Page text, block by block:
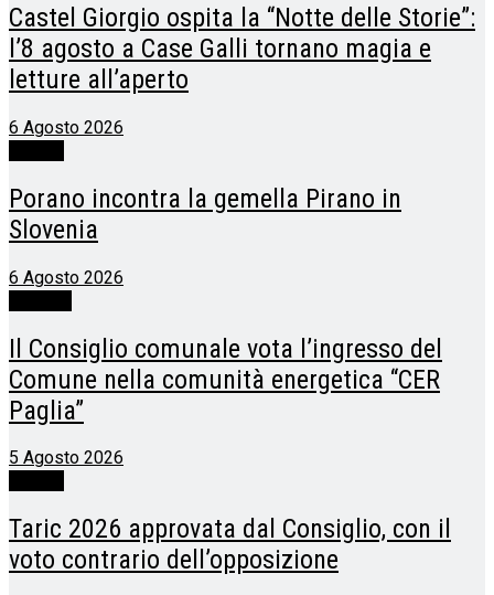
Castel Giorgio ospita la “Notte delle Storie”:
l’8 agosto a Case Galli tornano magia e
letture all’aperto
6 Agosto 2026
Porano incontra la gemella Pirano in
Slovenia
6 Agosto 2026
Il Consiglio comunale vota l’ingresso del
Comune nella comunità energetica “CER
Paglia”
5 Agosto 2026
Taric 2026 approvata dal Consiglio, con il
voto contrario dell’opposizione